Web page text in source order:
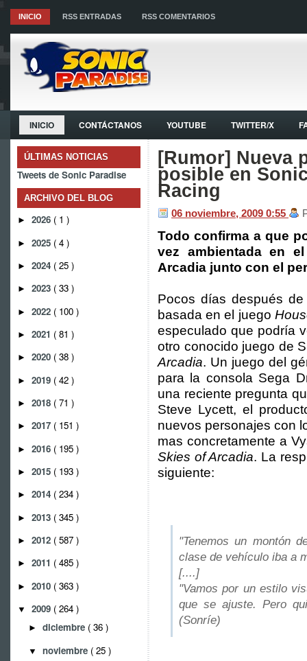
INICIO RSS ENTRADAS RSS COMENTARIOS
INICIO CONTÁCTANOS YOUTUBE TWITTER/X
ÚLTIMAS NOTICIAS
Tweets de Sonic Paradise
ARCHIVO DEL BLOG
► 2026 ( 1 )
► 2025 ( 4 )
► 2024 ( 25 )
► 2023 ( 33 )
► 2022 ( 100 )
► 2021 ( 81 )
► 2020 ( 38 )
► 2019 ( 42 )
► 2018 ( 71 )
► 2017 ( 151 )
► 2016 ( 195 )
► 2015 ( 193 )
► 2014 ( 234 )
► 2013 ( 345 )
► 2012 ( 587 )
► 2011 ( 485 )
► 2010 ( 363 )
▼ 2009 ( 264 )
► diciembre ( 36 )
▼ noviembre ( 25 )
[Rumor] Nueva
posible en
Racing
06 noviembre, 2009 0:55
Todo confirma a que
vez ambientada en
Arcadia junto con el
Pocos días después
basada en el juego
especulado que podría
otro conocido juego de
Arcadia. Un juego del
para la consola Sega
una reciente pregunta
Steve Lycett, el
nuevos personajes con
mas concretamente a
Skies of Arcadia. La
siguiente:
"Tenemos un montón
clase de vehículo iba a
[....]
"Vamos por un estilo
que se ajuste. Pero
(Sonríe)